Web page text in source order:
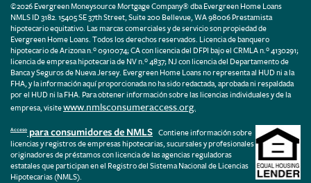
©2026 Evergreen Moneysource Mortgage Company® dba Evergreen Home Loans
NMLS ID 3182. 15405 SE 37th Street, Suite 200 Bellevue, WA 98006 Prestamista
hipotecario equitativo. Las marcas comerciales y de servicio son propiedad de
Evergreen Home Loans. Todos los derechos reservados. Licencia de banquero
hipotecario de Arizona n.º 0910074; CA con licencia del DFPI bajo el CRMLA n.º 4130291;
licencia de empresa hipotecaria de NV n.º 4837; NJ con licencia del Departamento de
Banca y Seguros de Nueva Jersey. Evergreen Home Loans no representa al HUD ni a la
FHA, y la información aquí proporcionada no ha sido redactada, aprobada ni respaldada
por el HUD ni la FHA. Para obtener información sobre las licencias individuales y de la
empresa, visitewww.nmlsconsumeraccess.org.
Acceso para consumidores de NMLS Contiene información sobre
licencias y registros de empresas hipotecarias, sucursales y profesionales
originadores de préstamos con licencia de las agencias reguladoras
estatales que participan en el Registro del Sistema Nacional de Licencias
Hipotecarias (NMLS).